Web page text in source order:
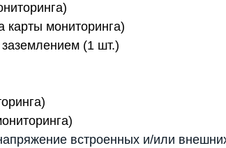
карты мониторинга)
(1 шт.)
встроенных и/или